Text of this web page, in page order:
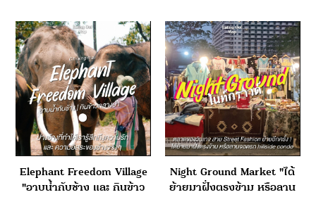
Elephant Freedom Village
"อาบน้ำกับช้าง และ กินข้าว
Night Ground Market "ได้
ย้ายมาฝั่งตรงข้าม หรือลาน